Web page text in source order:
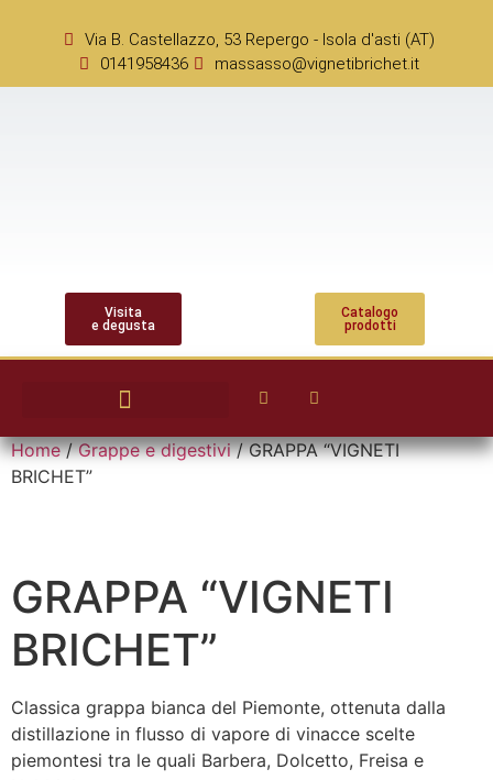
Via B. Castellazzo, 53 Repergo - Isola d'asti (AT)
0141958436
massasso@vignetibrichet.it
Visita
e degusta
Catalogo
prodotti
Home/Grappe e digestivi/ GRAPPA “VIGNETI
BRICHET”
GRAPPA “VIGNETI
BRICHET”
Classica grappa bianca del Piemonte, ottenuta dalla
distillazione in flusso di vapore di vinacce scelte
piemontesi tra le quali Barbera, Dolcetto, Freisa e